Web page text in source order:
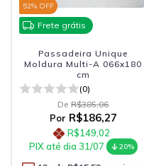
52% OFF
Frete grátis
Passadeira Unique
Moldura Multi-A 066x180
cm
(0)
De R$385,06
Por R$186,27
R$149,02
PIX até dia 31/07
20%